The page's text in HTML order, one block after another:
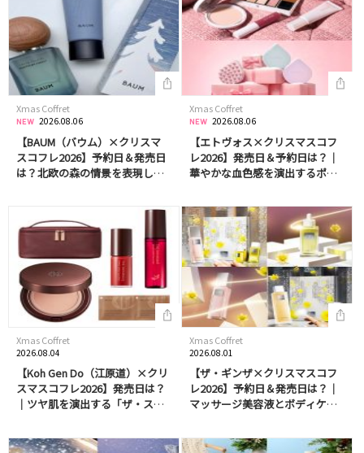
Xmas Coffret
2026.08.06
【BAUM（バウム）×クリスマ
スコフレ2026】予約日＆発売日
は？北欧の森の情景を表現した
め！
Xmas Coffret
2026.08.06
【エトヴォス×クリスマスコフ
レ2026】発売日＆予約日は？｜
華やかな血色感を演出するポイ
に！大人気マッサージブラシも
ホリデー仕様で同時発売♡ギフ
トにもおすすめ
Xmas Coffret
2026.08.04
【Koh Gen Do（江原道）×クリ
スマスコフレ2026】発売日は？
｜ツヤ肌を演出する「ザ・スキ
を含む特別なアニバーサリーボ
Xmas Coffret
2026.08.01
【ザ・ギンザ×クリスマスコフ
レ2026】予約日＆発売日は？｜
マッサージ美容液とボディケア